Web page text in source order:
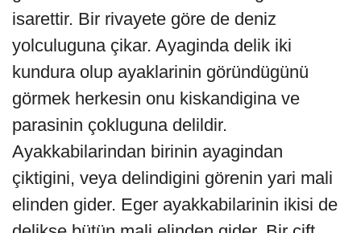
isarettir. Bir rivayete göre de deniz
yolculuguna çikar. Ayaginda delik iki
kundura olup ayaklarinin göründügünü
görmek herkesin onu kiskandigina ve
parasinin çokluguna delildir.
Ayakkabilarindan birinin ayagindan
çiktigini, veya delindigini görenin yari mali
elinden gider. Eger ayakkabilarinin ikisi de